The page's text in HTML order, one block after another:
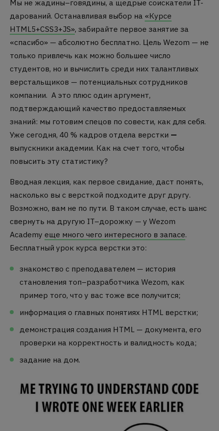
Мы не жадины–говядины, а щедрые соискатели IT-
дарований. Останавливая выбор на «Курсе
HTML5+CSS3+JS», забирайте первое занятие за
«спасибо» — абсолютно бесплатно. Цель Wezom — не
только привлечь как можно большее число
студентов, но и вычислить среди них талантливых
верстальщиков — потенциальных сотрудников
компании. А это плюс один аргумент,
подтверждающий качество предоставляемых
знаний: мы готовим спецов по совести, как для себя.
Уже сегодня, 40 % кадров отдела верстки —
выпускники академии. Как на счет того, чтобы
повысить эту статистику?
Вводная лекция, как первое свидание, даст понять,
насколько вы с версткой подходите друг другу.
Возможно, вам не по пути. В таком случае, есть шанс
свернуть на другую IT–дорожку — у Wezom
Academy еще много чего интересного в запасе.
Бесплатный урок курса верстки это:
знакомство с преподавателем — история
становления топ–разработчика Wezom, как
пример того, что у вас тоже все получится;
информация о главных понятиях HTML верстки;
демонстрация создания HTML — документа, его
проверки на корректность и валидность кода;
задание на дом.